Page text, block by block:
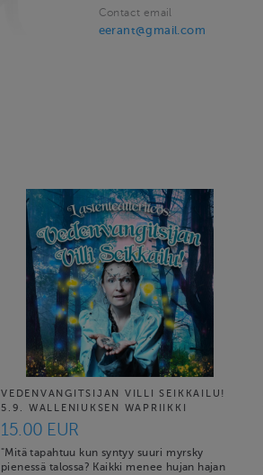
Contact email
eerant@gmail.com
VEDENVANGITSIJAN VILLI SEIKKAILU!
5.9. WALLENIUKSEN WAPRIIKKI
15.00 EUR
"Mitä tapahtuu kun syntyy suuri myrsky
pienessä talossa? Kaikki menee hujan hajan